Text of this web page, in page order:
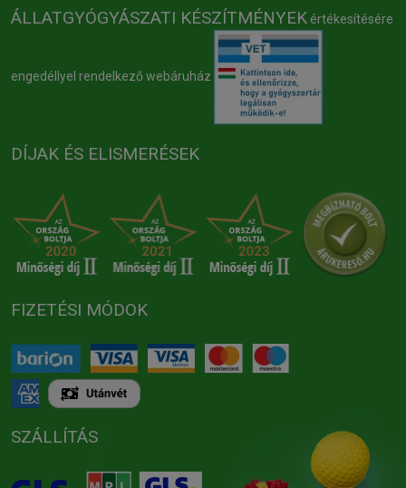
ÁLLATGYÓGYÁSZATI KÉSZÍTMÉNYEK értékesítésére
engedéllyel rendelkező webáruház
DÍJAK ÉS ELISMERÉSEK
FIZETÉSI MÓDOK
SZÁLLÍTÁS